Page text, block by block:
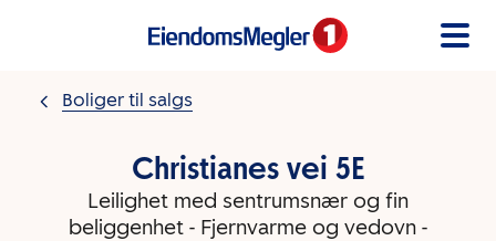
Boliger til salgs
Christianes vei 5E
Leilighet med sentrumsnær og fin
beliggenhet - Fjernvarme og vedovn -